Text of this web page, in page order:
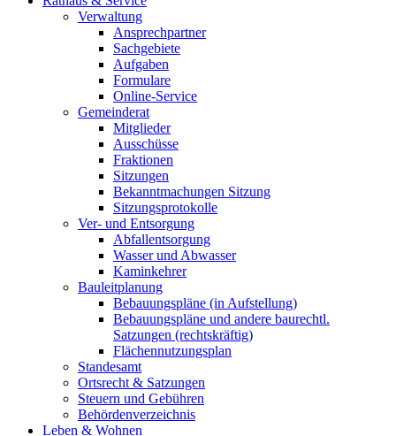
Verwaltung
Ansprechpartner
Sachgebiete
Aufgaben
Formulare
Online-Service
Gemeinderat
Mitglieder
Ausschüsse
Fraktionen
Sitzungen
Bekanntmachungen Sitzung
Sitzungsprotokolle
Ver- und Entsorgung
Abfallentsorgung
Wasser und Abwasser
Kaminkehrer
Bauleitplanung
Bebauungspläne (in Aufstellung)
Bebauungspläne und andere baurechtl.
Satzungen (rechtskräftig)
Flächennutzungsplan
Standesamt
Ortsrecht & Satzungen
Steuern und Gebühren
Behördenverzeichnis
Leben & Wohnen